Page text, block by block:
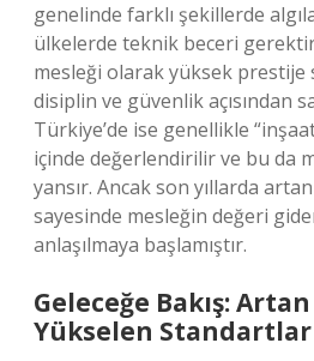
genelinde farklı şekillerde
ülkelerde teknik beceri
mesleği olarak yüksek prestije
disiplin ve güvenlik açısından
Türkiye’de ise genellikle
içinde değerlendirilir ve bu da
yansır. Ancak son yıllarda
sayesinde mesleğin değeri
anlaşılmaya başlamıştır.
Geleceğe Bakış:
Yükselen Standartlar